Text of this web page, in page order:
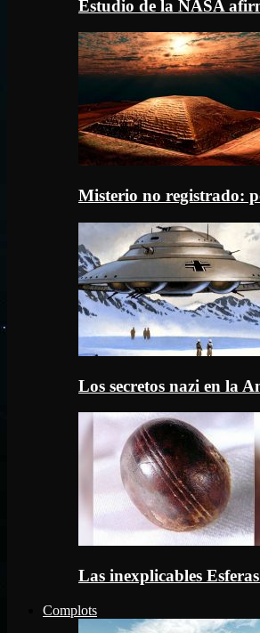
Estudio de la NASA
Misterio no registrado:
Los secretos nazi en la
Las inexplicables
Complots